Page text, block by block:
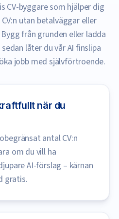
CV-byggare som hjälper dig
utan betalväggar eller
från grunden eller ladda
låter du vår AI finslipa
jobb med självförtroende.
när du
antal CV:n
om du vill ha
AI-förslag – kärnan
gratis.